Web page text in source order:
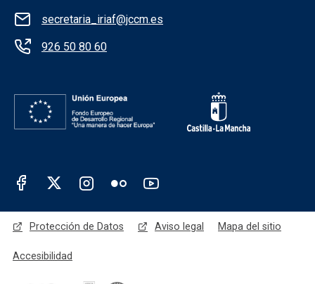
secretaria_iriaf@jccm.es
926 50 80 60
Redes sociales JCCM
Menú legal
Protección de Datos Aviso legal Mapa del sitio
Accesibilidad